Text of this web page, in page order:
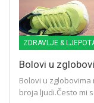
ZDRAVLJE &
Bolovi u
Bolovi u
broja ljudi.Često mi